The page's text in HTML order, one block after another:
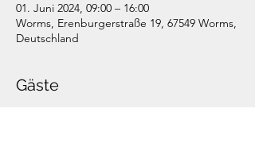
01. Juni 2024, 09:00 – 16:00
Worms, Erenburgerstraße 19, 67549 Worms,
Deutschland
Gäste